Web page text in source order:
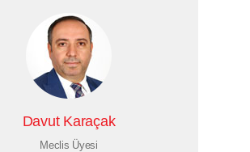
Davut Karaçak
Meclis Üyesi